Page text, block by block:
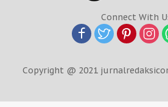
Connect With
Copyright @ 2021